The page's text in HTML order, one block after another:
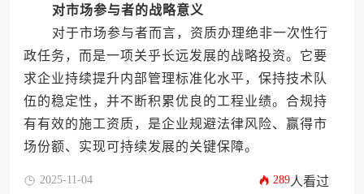
对市场参与者的战略意义
对于市场参与者而言，资质办理绝非一次性行
政任务，而是一项关乎长远发展的战略投资。它要
求企业持续提升内部管理标准化水平，保持技术队
伍的稳定性，并不断积累优良的工程业绩。合规持
有有效的施工资质，是企业规避法律风险、赢得市
场份额、实现可持续发展的关键保障。
2025-11-04 289人看过